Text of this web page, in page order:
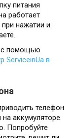
питания
работает
нажатии и
с помощью
ServiceinUa в
телефон
на аккумуляторе.
Попробуйте